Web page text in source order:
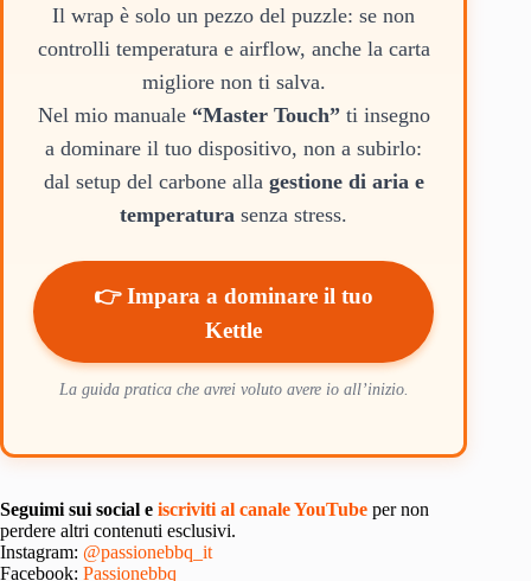
Il wrap è solo un pezzo del puzzle: se non
controlli temperatura e airflow, anche la carta
migliore non ti salva.
Nel mio manuale “Master Touch”ti insegno
a dominare il tuo dispositivo, non a subirlo:
dal setup del carbone alla gestione di aria e
temperatura senza stress.
👉 Impara a dominare il tuo
Kettle
La guida pratica che avrei voluto avere io all’inizio.
Seguimi sui social e iscriviti al canale YouTube per non
perdere altri contenuti esclusivi.
Instagram: @passionebbq_it
Facebook: Passionebbq